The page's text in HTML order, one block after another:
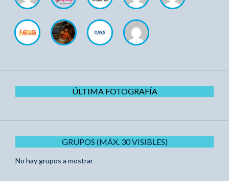
ÚLTIMA FOTOGRAFÍA
GRUPOS (MÁX. 30 VISIBLES)
No hay grupos a mostrar